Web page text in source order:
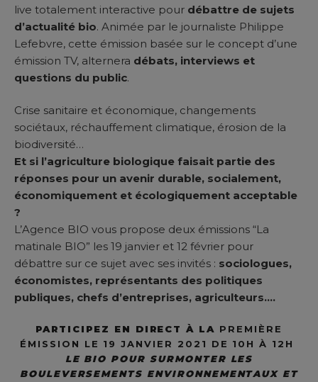
live totalement interactive pour débattre de sujets
d’actualité bio. Animée par le journaliste Philippe
Lefebvre, cette émission basée sur le concept d’une
émission TV, alternera débats, interviews et
questions du public.
Crise sanitaire et économique, changements
sociétaux, réchauffement climatique, érosion de la
biodiversité…
Et si l’agriculture biologique faisait partie des
réponses pour un avenir durable, socialement,
économiquement et écologiquement acceptable
?
L’Agence BIO vous propose deux émissions “La
matinale BIO” les 19 janvier et 12 février pour
débattre sur ce sujet avec ses invités : sociologues,
économistes, représentants des politiques
publiques, chefs d’entreprises, agriculteurs….
PARTICIPEZ EN DIRECT À LA PREMIÈRE
ÉMISSION LE 19 JANVIER 2021 DE 10H À 12H
LE BIO POUR SURMONTER LES
BOULEVERSEMENTS ENVIRONNEMENTAUX ET